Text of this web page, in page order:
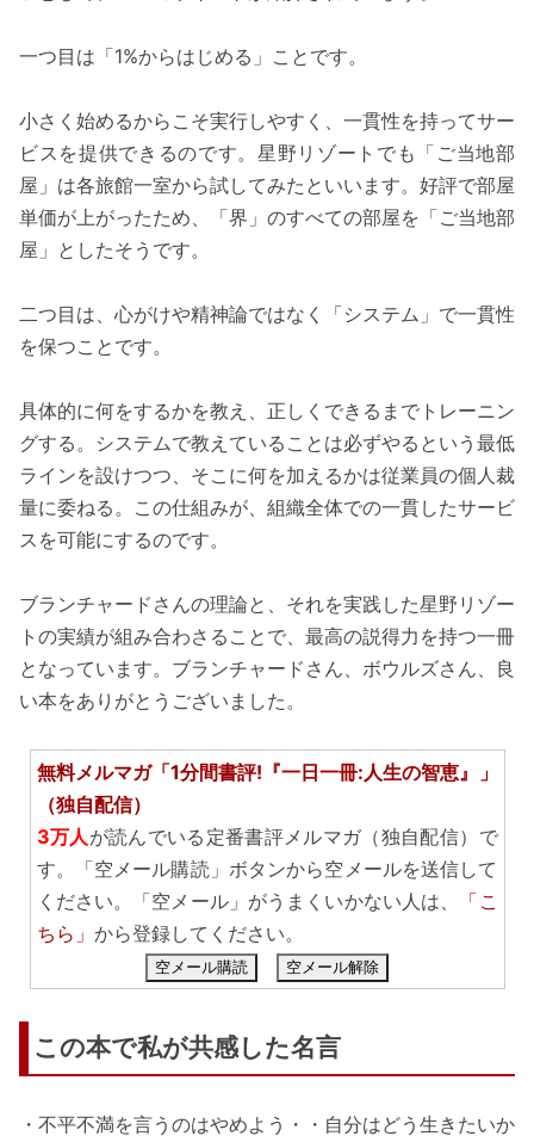
一つ目は「1%からはじめる」ことです。
小さく始めるからこそ実行しやすく、一貫性を持ってサー
ビスを提供できるのです。星野リゾートでも「ご当地部
屋」は各旅館一室から試してみたといいます。好評で部屋
単価が上がったため、「界」のすべての部屋を「ご当地部
屋」としたそうです。
二つ目は、心がけや精神論ではなく「システム」で一貫性
を保つことです。
具体的に何をするかを教え、正しくできるまでトレーニン
グする。システムで教えていることは必ずやるという最低
ラインを設けつつ、そこに何を加えるかは従業員の個人裁
量に委ねる。この仕組みが、組織全体での一貫したサービ
スを可能にするのです。
ブランチャードさんの理論と、それを実践した星野リゾー
トの実績が組み合わさることで、最高の説得力を持つ一冊
となっています。ブランチャードさん、ボウルズさん、良
い本をありがとうございました。
無料メルマガ「1分間書評!『一日一冊:人生の智恵』」
（独自配信）
3万人が読んでいる定番書評メルマガ（独自配信）で
す。「空メール購読」ボタンから空メールを送信して
ください。「空メール」がうまくいかない人は、
「こ
ちら」 から登録してください。
空メール購読 空メール解除
この本で私が共感した名言
・不平不満を言うのはやめよう・・自分はどう生きたいか